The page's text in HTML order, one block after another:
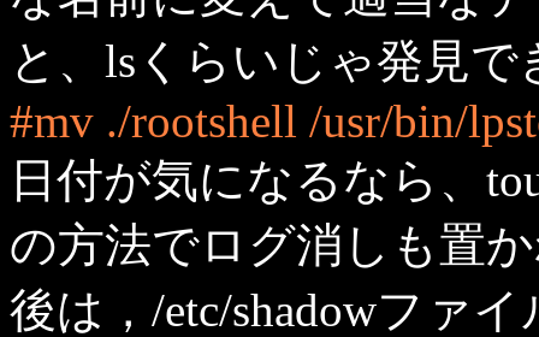
と、lsくらいじゃ発見
#mv ./rootshell /usr/bin/
日付が気になるなら、
の方法でログ消しも置
後は，/etc/shadowファ